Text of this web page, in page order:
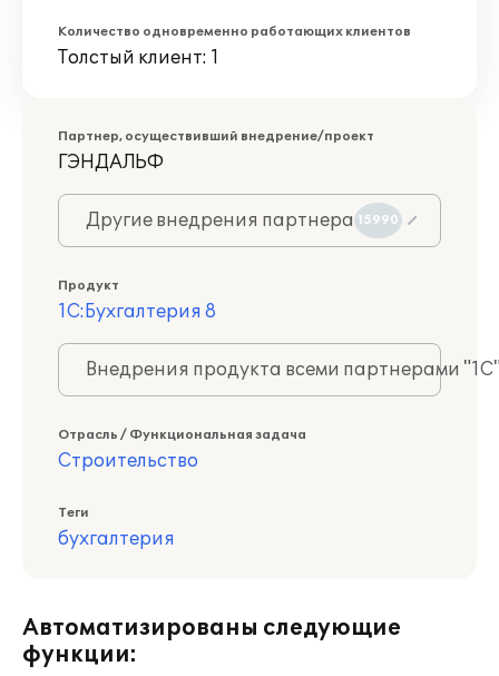
Количество одновременно работающих клиентов
Толстый клиент: 1
Партнер, осуществивший внедрение/проект
ГЭНДАЛЬФ
Другие внедрения партнера 15990
Продукт
1С:Бухгалтерия 8
Внедрения продукта всеми партнерами
Отрасль / Функциональная задача
Строительство
Теги
бухгалтерия
Автоматизированы следующие
функции: